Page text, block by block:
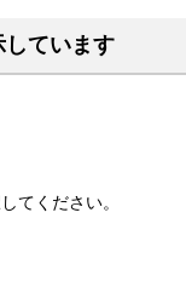
ています
てください。